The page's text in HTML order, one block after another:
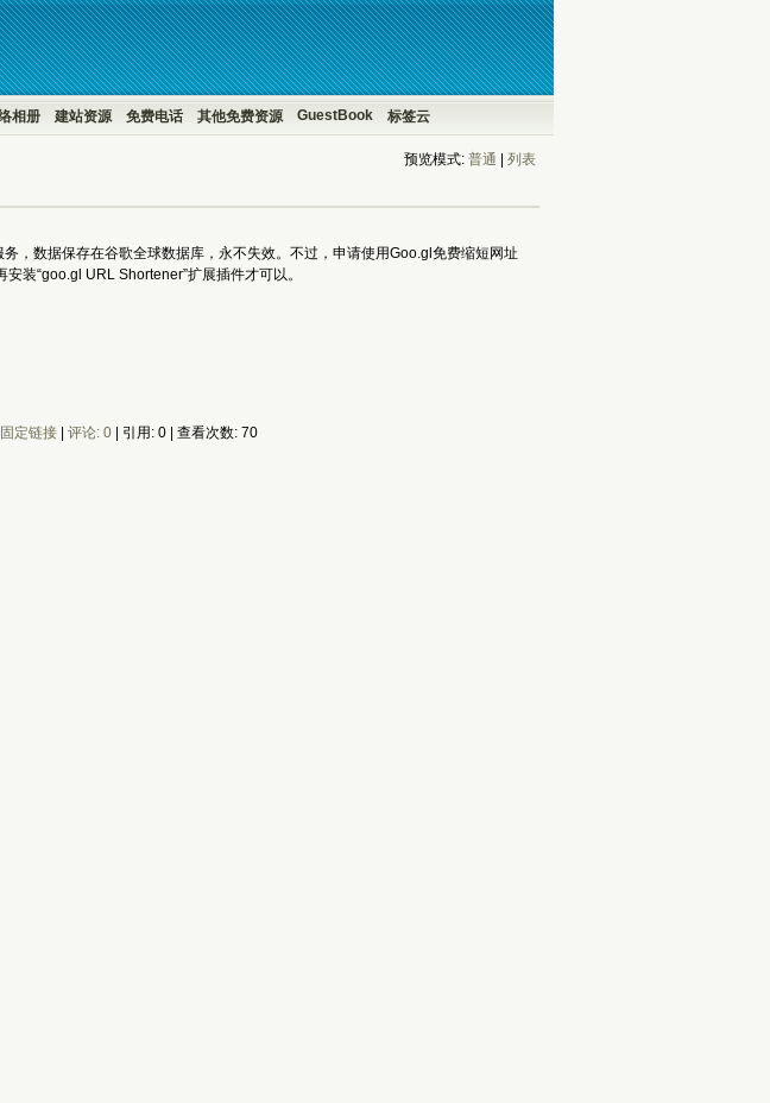
相册 建站资源 免费电话 其他免费资源 GuestBook 标签云
预览模式: 普通 列表
，数据保存在谷歌全球数据库，永不失效。不过，申请使用Goo.gl免费缩短网址
装“goo.gl URL Shortener”扩展插件才可以。
固定链接| 评论: 0| 引用: 0 | 查看次数: 70